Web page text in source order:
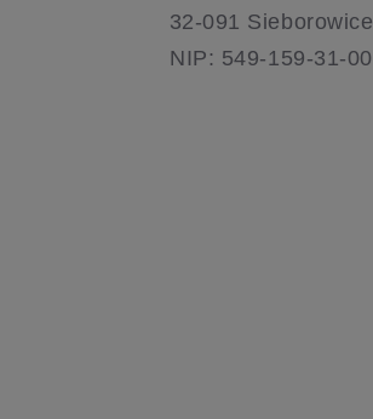
32-091 Sieborowice
NIP: 549-159-31-00